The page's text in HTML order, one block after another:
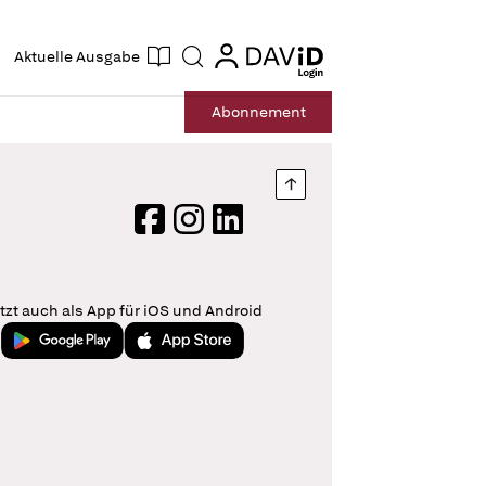
Aktuelle Ausgabe Suche login
login
Abonnement
Nach oben springen
FacebookInstagram
LinkedIn
auch als App für iOS und Android
Jetzt bei Google PlayLaden im App Store